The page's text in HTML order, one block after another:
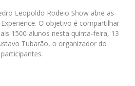
Leopoldo Rodeio Show abre as
O objetivo é compartilhar
1500 alunos nesta quinta-feira, 13
Tubarão, o organizador do